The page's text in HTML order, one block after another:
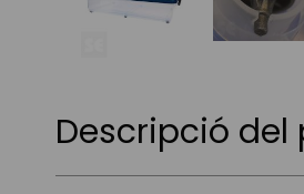
to
the
of
Descripció del